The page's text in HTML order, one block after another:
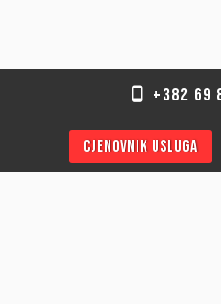
+382 69
Cjenovnik usluga